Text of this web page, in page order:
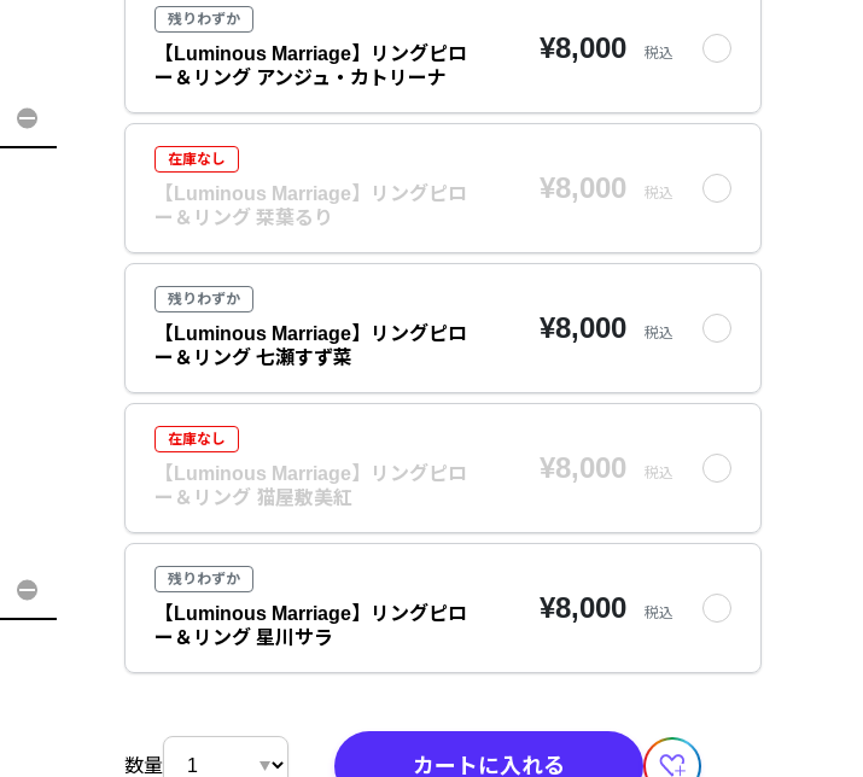
残りわずか
【Luminous Marriage】リングピロ
ー＆リング アンジュ・カトリーナ
¥8,000 税込
在庫なし
【Luminous Marriage】リングピロ
ー＆リング 栞葉るり
¥8,000 税込
残りわずか
【Luminous Marriage】リングピロ
ー＆リング 七瀬すず菜
¥8,000 税込
在庫なし
【Luminous Marriage】リングピロ
ー＆リング 猫屋敷美紅
¥8,000 税込
残りわずか
【Luminous Marriage】リングピロ
ー＆リング 星川サラ
¥8,000 税込
数量 カートに入れる